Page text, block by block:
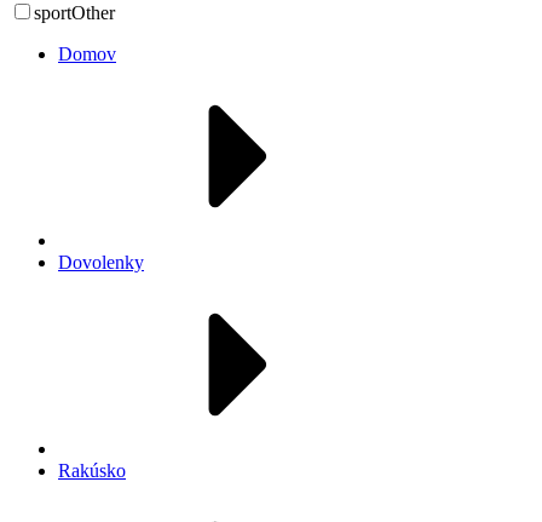
sportOther
Domov
Dovolenky
Rakúsko